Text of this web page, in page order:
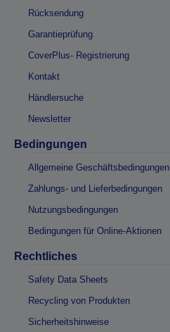
Rücksendung
Garantieprüfung
CoverPlus- Registrierung
Kontakt
Händlersuche
Newsletter
Bedingungen
Allgemeine Geschäftsbedingungen
Zahlungs- und Lieferbedingungen
Nutzungsbedingungen
Bedingungen für Online-Aktionen
Rechtliches
Safety Data Sheets
Recycling von Produkten
Sicherheitshinweise